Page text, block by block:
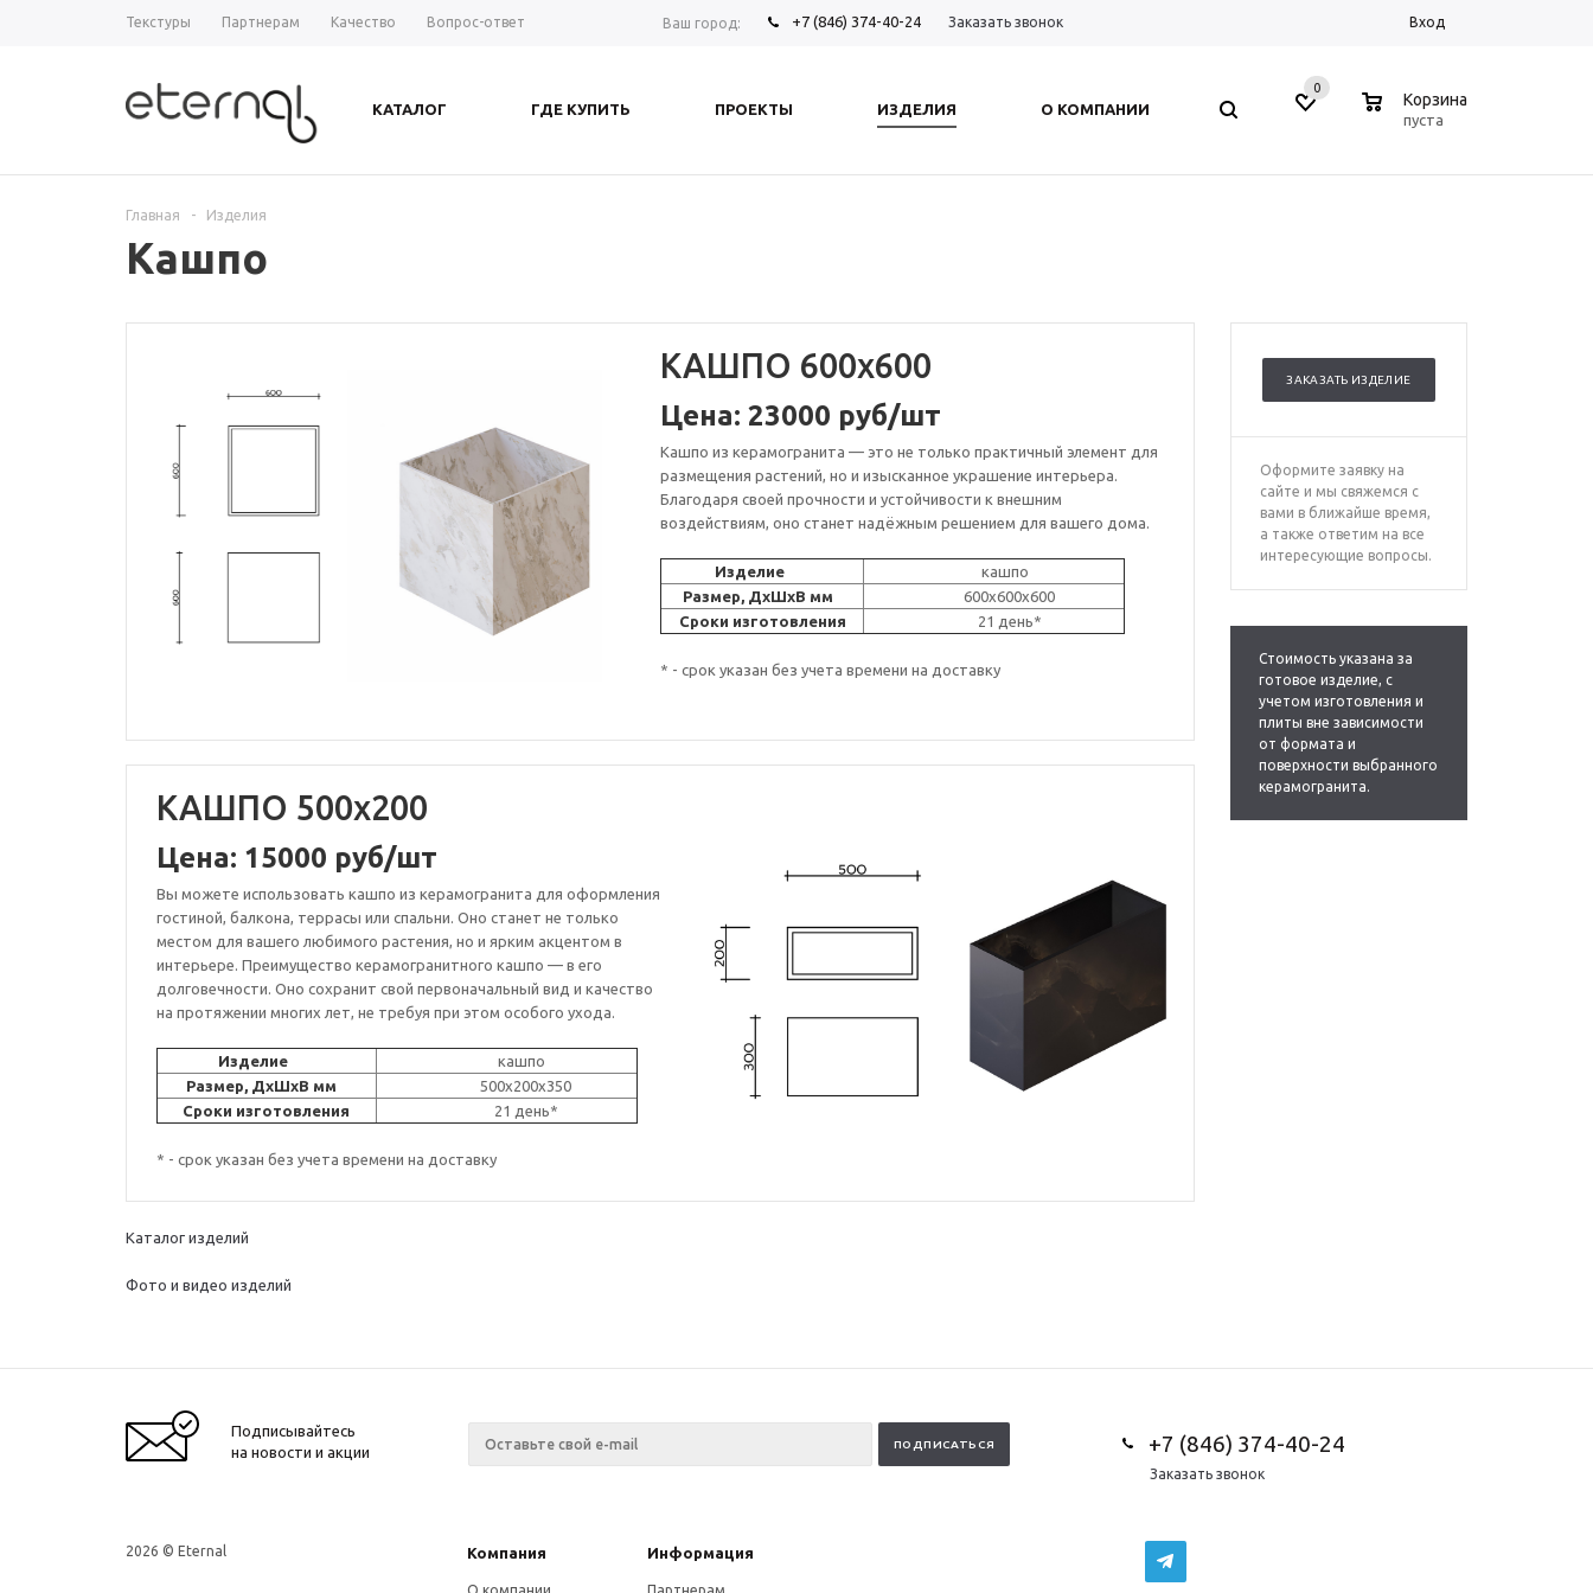
Текстуры Партнерам Качество Вопрос-ответ Ваш город: +7 (846) 374-40-24 Заказать звонок Вход
КАТАЛОГ ГДЕ КУПИТЬ ПРОЕКТЫ ИЗДЕЛИЯ О КОМПАНИИ
0
Корзина
пуста
Главная - Изделия
Кашпо
ЗАКАЗАТЬ ИЗДЕЛИЕ
Оформите заявку на
сайте и мы свяжемся с
вами в ближайше время,
а также ответим на все
интересующие вопросы.
Стоимость указана за
готовое изделие, с
учетом изготовления и
плиты вне зависимости
от формата и
поверхности выбранного
керамогранита.
КАШПО 600x600
Цена: 23000 руб/шт
Кашпо из керамогранита — это не только практичный элемент для
размещения растений, но и изысканное украшение интерьера.
Благодаря своей прочности и устойчивости к внешним
воздействиям, оно станет надёжным решением для вашего дома.
Изделие
кашпо
Размер, ДxШxВ мм
600x600x600
Сроки изготовления
21 день*
* - срок указан без учета времени на доставку
КАШПО 500x200
Цена: 15000 руб/шт
Вы можете использовать кашпо из керамогранита для оформления
гостиной, балкона, террасы или спальни. Оно станет не только
местом для вашего любимого растения, но и ярким акцентом в
интерьере. Преимущество керамогранитного кашпо — в его
долговечности. Оно сохранит свой первоначальный вид и качество
на протяжении многих лет, не требуя при этом особого ухода.
Изделие
кашпо
Размер, ДxШxВ мм
500x200x350
Сроки изготовления
21 день*
* - срок указан без учета времени на доставку
Каталог изделий
Фото и видео изделий
Подписывайтесь
на новости и акции
+7 (846) 374-40-24
Заказать звонок
2026 © Eternal Компания Информация